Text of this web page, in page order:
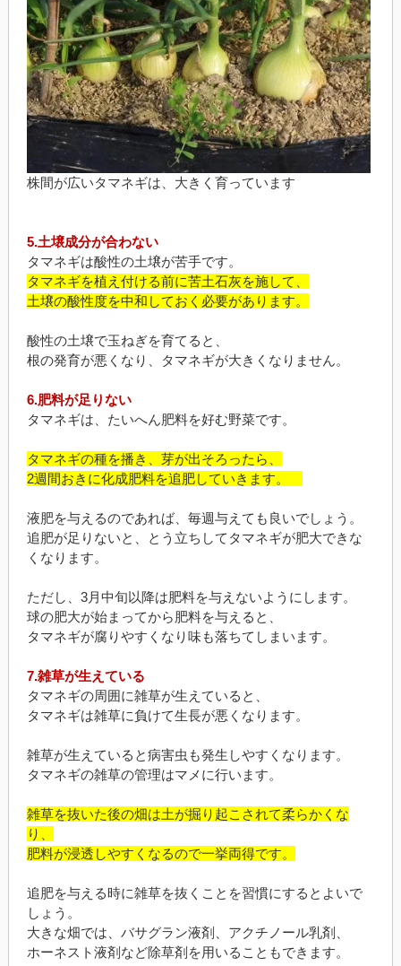
株間が広いタマネギは、大きく育っています
5.土壌成分が合わない
タマネギは酸性の土壌が苦手です。
タマネギを植え付ける前に苦土石灰を施して、
土壌の酸性度を中和しておく必要があります。
酸性の土壌で玉ねぎを育てると、
根の発育が悪くなり、タマネギが大きくなりません。
6.肥料が足りない
タマネギは、たいへん肥料を好む野菜です。
タマネギの種を播き、芽が出そろったら、
2週間おきに化成肥料を追肥していきます。
液肥を与えるのであれば、毎週与えても良いでしょう。
追肥が足りないと、とう立ちしてタマネギが肥大できな
くなります。
ただし、3月中旬以降は肥料を与えないようにします。
球の肥大が始まってから肥料を与えると、
タマネギが腐りやすくなり味も落ちてしまいます。
7.雑草が生えている
タマネギの周囲に雑草が生えていると、
タマネギは雑草に負けて生長が悪くなります。
雑草が生えていると病害虫も発生しやすくなります。
タマネギの雑草の管理はマメに行います。
雑草を抜いた後の畑は土が掘り起こされて柔らかくな
り、
肥料が浸透しやすくなるので一挙両得です。
追肥を与える時に雑草を抜くことを習慣にするとよいで
しょう。
大きな畑では、バサグラン液剤、アクチノール乳剤、
ホーネスト液剤など除草剤を用いることもできます。